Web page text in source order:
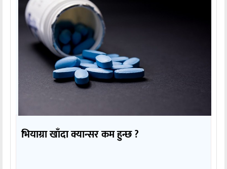
भियाग्रा खाँदा क्यान्सर कम हुन्छ ?